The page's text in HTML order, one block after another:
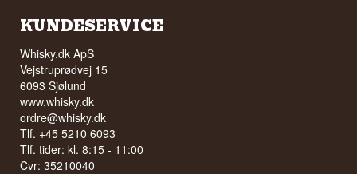
KUNDESERVICE
Whisky.dk ApS
Vejstruprødvej 15
6093 Sjølund
www.whisky.dk
ordre@whisky.dk
Tlf. +45 5210 6093
Tlf. tider: kl. 8:15 - 11:00
Cvr: 35210040